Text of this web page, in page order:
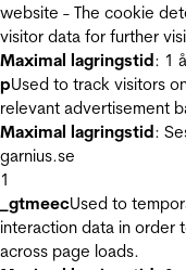
website - The cookie
visitor data for further
Maximal lagringstid: 1
pUsed to track visitors
relevant advertisement
Maximal lagringstid:
garnius.se
1
_gtmeecUsed to
interaction data in order
across page loads.